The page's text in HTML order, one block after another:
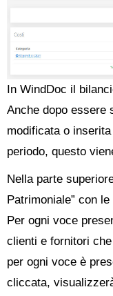
In WindDoc il
Anche dopo essere
modificata o
periodo, questo
Nella parte
Patrimoniale” con
Per ogni voce
clienti e fornitori
per ogni voce è
cliccata,